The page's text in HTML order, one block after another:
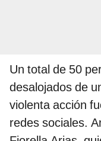
Un total de 50
desalojados de
violenta acción
redes sociales.